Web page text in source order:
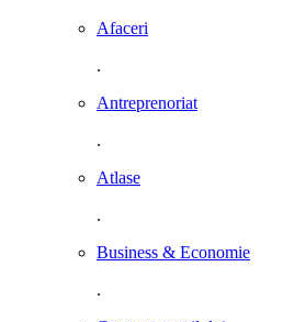
Afaceri
.
Antreprenoriat
.
Atlase
.
Business & Economie
.